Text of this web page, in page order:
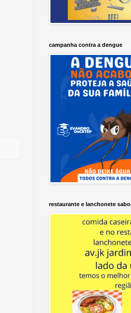
campanha contra a dengue
restaurante e lanchonete